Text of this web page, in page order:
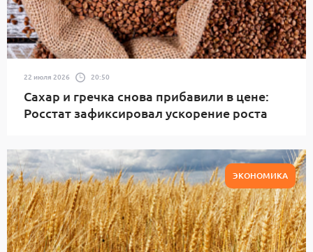
22 июля 2026 20:50
Сахар и гречка снова прибавили в цене:
Росстат зафиксировал ускорение роста
ЭКОНОМИКА